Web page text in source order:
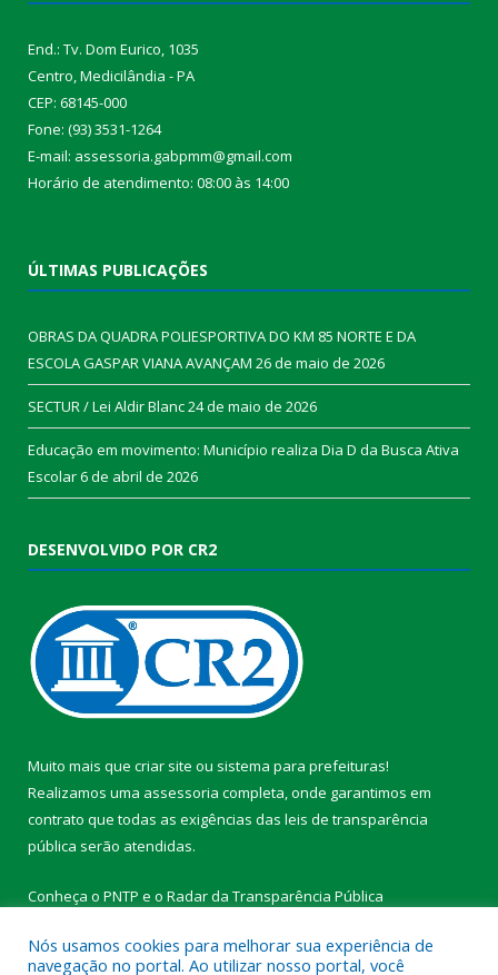
End.: Tv. Dom Eurico, 1035
Centro, Medicilândia - PA
CEP: 68145-000
Fone: (93) 3531-1264
E-mail: assessoria.gabpmm@gmail.com
Horário de atendimento: 08:00 às 14:00
ÚLTIMAS PUBLICAÇÕES
OBRAS DA QUADRA POLIESPORTIVA DO KM 85 NORTE E DA
ESCOLA GASPAR VIANA AVANÇAM 26 de maio de 2026
SECTUR / Lei Aldir Blanc24 de maio de 2026
Educação em movimento: Município realiza Dia D da Busca Ativa
Escolar6 de abril de 2026
DESENVOLVIDO POR CR2
Muito mais que criar site ou sistema para prefeituras!
Realizamos uma assessoria completa, onde garantimos em
contrato que todas as exigências das leis de transparência
pública serão atendidas.
Conheça o PNTP e o Radar da Transparência Pública
Nós usamos cookies para melhorar sua experiência de
navegação no portal. Ao utilizar nosso portal, você